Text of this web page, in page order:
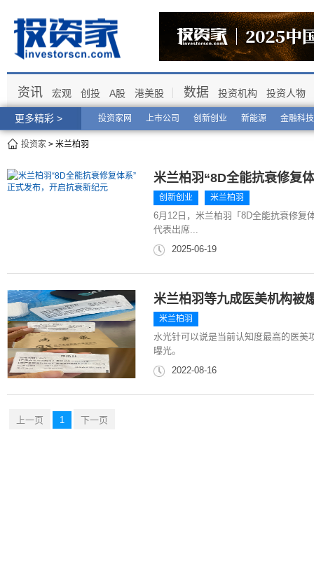
更多精彩 > 投资家网 上市公司 创新创业 新能源 金融科技
资讯 宏观 创投 A股 港美股 数据 投资机构 投资人物
投资家 > 米兰柏羽
米兰柏羽“8D全能抗衰修复
创新创业 米兰柏羽
6月12日，米兰柏羽「8D全能抗衰修复
代表出席...
2025-06-19
米兰柏羽等九成医美机构被
米兰柏羽
水光针可以说是当前认知度最高的医
曝光。
2022-08-16
上一页 1 下一页